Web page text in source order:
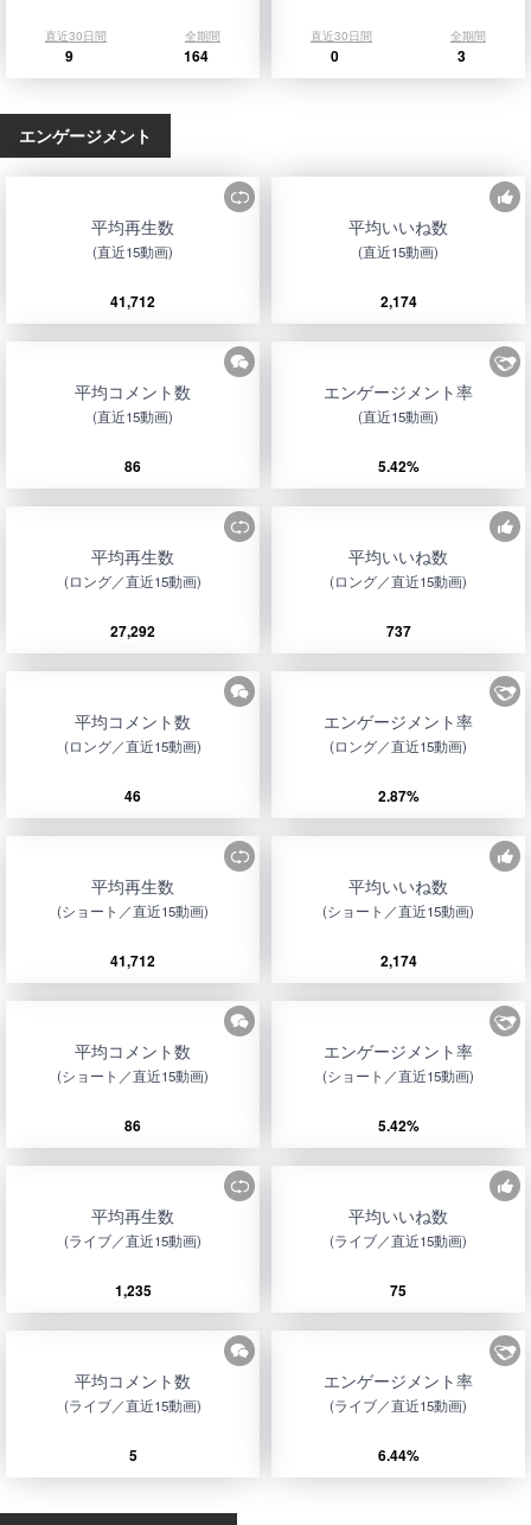
直近30日間 全期間
9 164
直近30日間 全期間
0 3
エンゲージメント
平均再生数
(直近15動画)
41,712
平均いいね数
(直近15動画)
2,174
平均コメント数
(直近15動画)
86
エンゲージメント率
(直近15動画)
5.42%
平均再生数
(ロング／直近15動画)
27,292
平均いいね数
(ロング／直近15動画)
737
平均コメント数
(ロング／直近15動画)
46
エンゲージメント率
(ロング／直近15動画)
2.87%
平均再生数
(ショート／直近15動画)
41,712
平均いいね数
(ショート／直近15動画)
2,174
平均コメント数
(ショート／直近15動画)
86
エンゲージメント率
(ショート／直近15動画)
5.42%
平均再生数
(ライブ／直近15動画)
1,235
平均いいね数
(ライブ／直近15動画)
75
平均コメント数
(ライブ／直近15動画)
5
エンゲージメント率
(ライブ／直近15動画)
6.44%